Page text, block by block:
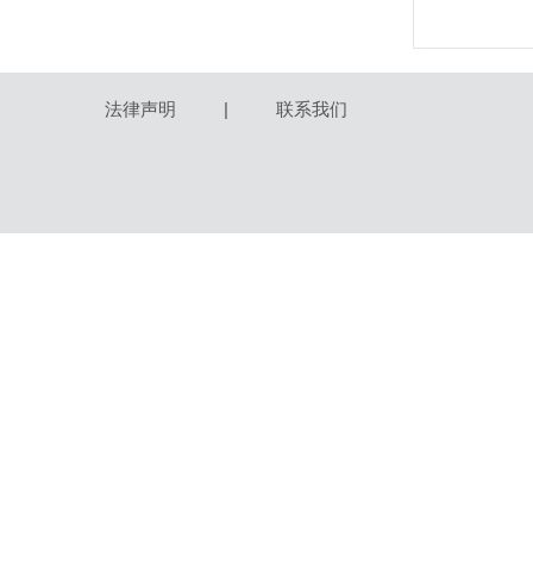
法律声明 | 联系我们